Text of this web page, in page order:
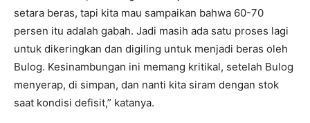
setara beras, tapi kita mau sampaikan bahwa 60-70
persen itu adalah gabah. Jadi masih ada satu proses lagi
untuk dikeringkan dan digiling untuk menjadi beras oleh
Bulog. Kesinambungan ini memang kritikal, setelah Bulog
menyerap, di simpan, dan nanti kita siram dengan stok
saat kondisi defisit,” katanya.